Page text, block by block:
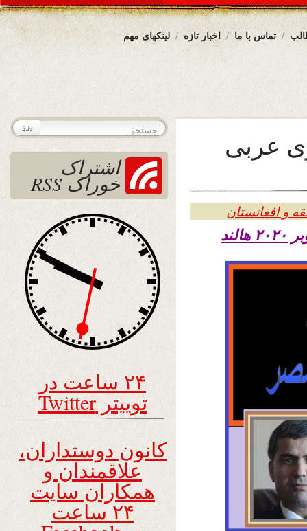
لینکهای مهم اخبار تازه تماس با ما
عربی
و افغانستان
اشتراک
خوراک RSS
۲۴ ساعت در
توییتر Twitter
کانون دوستداران،
علاقمندان و
همکاران سایت
۲۴ ساعت